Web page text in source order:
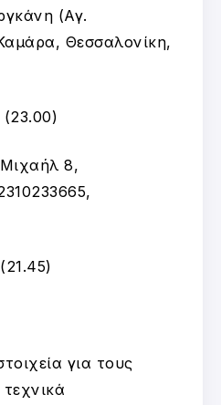
(Αγ.
Θεσσαλονίκη,
8,
για τους